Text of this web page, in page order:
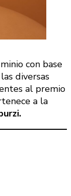
con base
diversas
al premio
a la